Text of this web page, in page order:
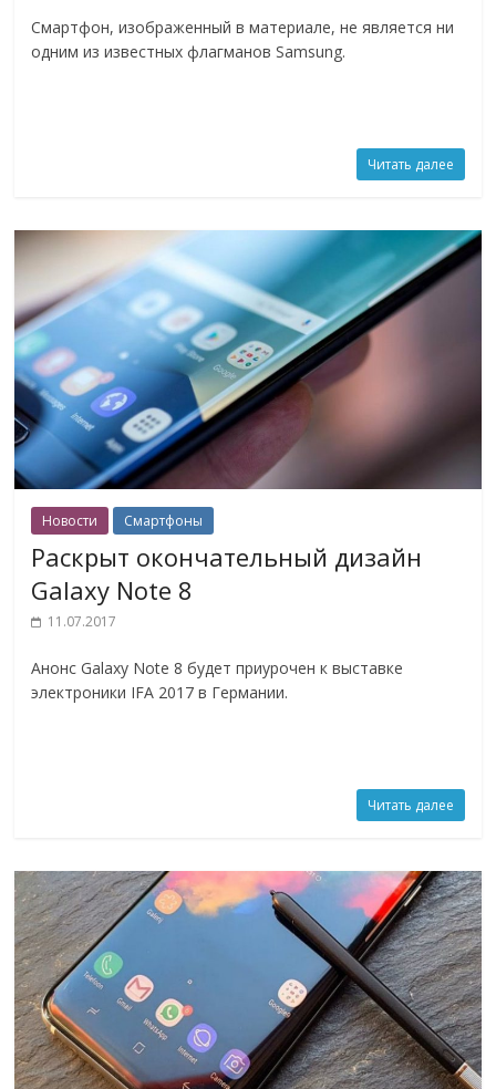
Смартфон, изображенный в материале, не является ни
одним из известных флагманов Samsung.
Читать далее
Новости Смартфоны
Раскрыт окончательный дизайн
Galaxy Note 8
11.07.2017
Анонс Galaxy Note 8 будет приурочен к выставке
электроники IFA 2017 в Германии.
Читать далее